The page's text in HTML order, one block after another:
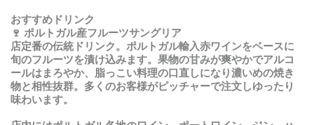
おすすめドリンク
🍷 ポルトガル産フルーツサングリア
店定番の伝統ドリンク 。 ポルトガル輸入赤ワインをベースに
旬のフルーツを漬け込みます。果物の甘みが爽やかでアルコ
ールはまろやか、脂っこい料理の口直 しになり濃いめの焼き
物と相性抜群。多 くのお客様がピッチャーで注文 しゆったり
味わいます。